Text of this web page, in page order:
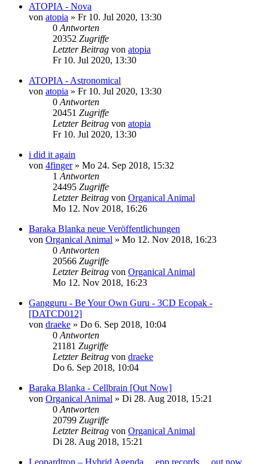
ATOPIA - Nova
von atopia » Fr 10. Jul 2020, 13:30
0 Antworten
20352 Zugriffe
Letzter Beitrag von atopia
Fr 10. Jul 2020, 13:30
ATOPIA - Astronomical
von atopia » Fr 10. Jul 2020, 13:30
0 Antworten
20451 Zugriffe
Letzter Beitrag von atopia
Fr 10. Jul 2020, 13:30
i did it again
von 4finger» Mo 24. Sep 2018, 15:32
1 Antworten
24495 Zugriffe
Letzter Beitrag von Organical Animal
Mo 12. Nov 2018, 16:26
Baraka Blanka neue Veröffentlichungen
von Organical Animal » Mo 12. Nov 2018, 16:23
0 Antworten
20566 Zugriffe
Letzter Beitrag von Organical Animal
Mo 12. Nov 2018, 16:23
Gangguru - Be Your Own Guru - 3CD Ecopak -
[DATCD012]
von draeke » Do 6. Sep 2018, 10:04
0 Antworten
21181 Zugriffe
Letzter Beitrag von draeke
Do 6. Sep 2018, 10:04
Baraka Blanka - Cellbrain [Out Now]
von Organical Animal » Di 28. Aug 2018, 15:21
0 Antworten
20799 Zugriffe
Letzter Beitrag von Organical Animal
Di 28. Aug 2018, 15:21
Leopardtron – Hybrid Agenda….epp records….out now